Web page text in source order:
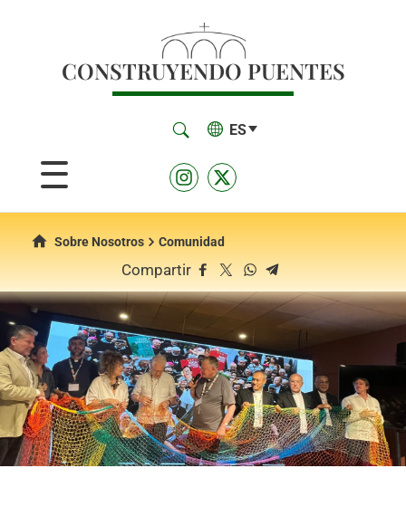
CONSTRUYENDO PUENTES
ES
Sobre Nosotros Comunidad
Compartir